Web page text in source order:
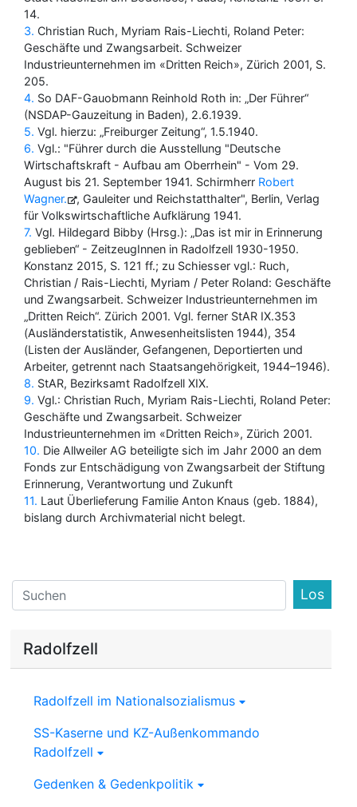
14.
3 Christian Ruch, Myriam Rais-Liechti, Roland Peter:
Geschäfte und Zwangsarbeit. Schweizer
Industrieunternehmen im «Dritten Reich», Zürich 2001, S.
205.
4 So DAF-Gauobmann Reinhold Roth in: „Der Führer“
(NSDAP-Gauzeitung in Baden), 2.6.1939.
5 Vgl. hierzu: „Freiburger Zeitung“, 1.5.1940.
6 Vgl.: "Führer durch die Ausstellung "Deutsche
Wirtschaftskraft - Aufbau am Oberrhein" - Vom 29.
August bis 21. September 1941. Schirmherr Robert
Wagner
, Gauleiter und Reichstatthalter", Berlin, Verlag
für Volkswirtschaftliche Aufklärung 1941.
7 Vgl. Hildegard Bibby (Hrsg.): „Das ist mir in Erinnerung
geblieben“ - ZeitzeugInnen in Radolfzell 1930-1950.
Konstanz 2015, S. 121 ff.; zu Schiesser vgl.: Ruch,
Christian / Rais-Liechti, Myriam / Peter Roland: Geschäfte
und Zwangsarbeit. Schweizer Industrieunternehmen im
„Dritten Reich“. Zürich 2001. Vgl. ferner StAR IX.353
(Ausländerstatistik, Anwesenheitslisten 1944), 354
(Listen der Ausländer, Gefangenen, Deportierten und
Arbeiter, getrennt nach Staatsangehörigkeit, 1944–1946).
8 StAR, Bezirksamt Radolfzell XIX.
9 Vgl.: Christian Ruch, Myriam Rais-Liechti, Roland Peter:
Geschäfte und Zwangsarbeit. Schweizer
Industrieunternehmen im «Dritten Reich», Zürich 2001.
10 Die Allweiler AG beteiligte sich im Jahr 2000 an dem
Fonds zur Entschädigung von Zwangsarbeit der Stiftung
Erinnerung, Verantwortung und Zukunft
11 Laut Überlieferung Familie Anton Knaus (geb. 1884),
bislang durch Archivmaterial nicht belegt.
Find
Radolfzell
Radolfzell im Nationalsozialismus
SS-Kaserne und KZ-Außenkommando
Radolfzell
Gedenken & Gedenkpolitik